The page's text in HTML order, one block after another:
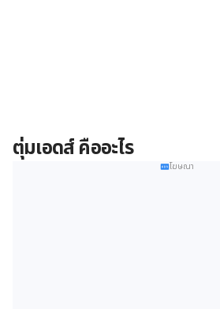
ตุ่มเอดส์ คืออะไร
โฆษณา